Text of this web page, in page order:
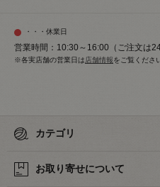
・・・休業日
営業時間：10:30～16:00（ご注文は24
※各実店舗の営業日は店舗情報をご覧くださ
カテゴリ
お取り寄せについて